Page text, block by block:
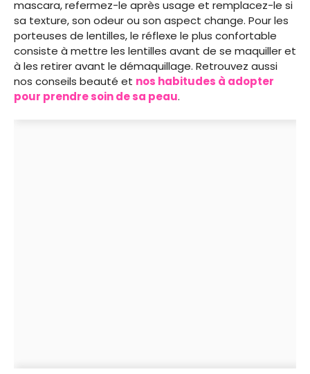
mascara, refermez-le après usage et remplacez-le si
sa texture, son odeur ou son aspect change. Pour les
porteuses de lentilles, le réflexe le plus confortable
consiste à mettre les lentilles avant de se maquiller et
à les retirer avant le démaquillage. Retrouvez aussi
nos conseils beauté et nos habitudes à adopter
pour prendre soin de sa peau.